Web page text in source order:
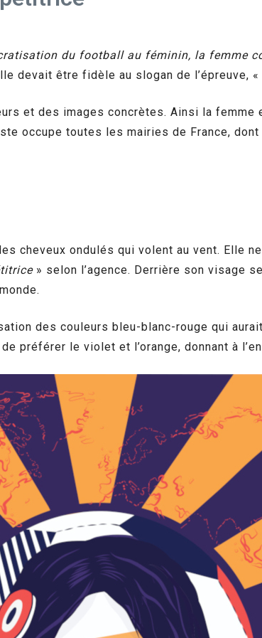
du football au féminin, la femme
devait être fidèle au slogan de l’épreuve, «
et des images concrètes. Ainsi la
occupe toutes les mairies de France,
cheveux ondulés qui volent au vent. Elle
» selon l’agence. Derrière son visage
des couleurs bleu-blanc-rouge qui
préférer le violet et l’orange, donnant à